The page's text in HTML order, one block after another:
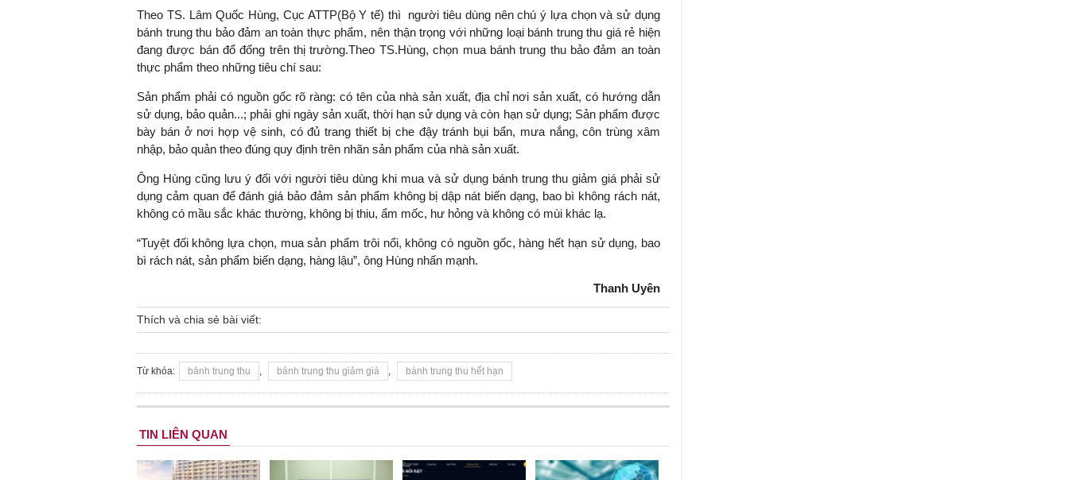
Theo TS. Lâm Quốc Hùng, Cục ATTP(Bộ Y tế) thì người tiêu dùng nên chú ý lựa chọn và sử dụng
bánh trung thu bảo đảm an toàn thực phẩm, nên thận trọng với những loại bánh trung thu giá rẻ hiện
đang được bán đổ đống trên thị trường.Theo TS.Hùng, chọn mua bánh trung thu bảo đảm an toàn
thực phẩm theo những tiêu chí sau:
Sản phẩm phải có nguồn gốc rõ ràng: có tên của nhà sản xuất, địa chỉ nơi sản xuất, có hướng dẫn
sử dụng, bảo quản...; phải ghi ngày sản xuất, thời hạn sử dụng và còn hạn sử dụng; Sản phẩm được
bày bán ở nơi hợp vệ sinh, có đủ trang thiết bị che đậy tránh bụi bẩn, mưa nắng, côn trùng xâm
nhập, bảo quản theo đúng quy định trên nhãn sản phẩm của nhà sản xuất.
Ông Hùng cũng lưu ý đối với người tiêu dùng khi mua và sử dụng bánh trung thu giảm giá phải sử
dụng cảm quan để đánh giá bảo đảm sản phẩm không bị dập nát biến dạng, bao bì không rách nát,
không có mầu sắc khác thường, không bị thiu, ẩm mốc, hư hỏng và không có mùi khác lạ.
“Tuyệt đối không lựa chọn, mua sản phẩm trôi nổi, không có nguồn gốc, hàng hết hạn sử dụng, bao
bì rách nát, sản phẩm biến dạng, hàng lậu”, ông Hùng nhấn mạnh.
Thanh Uyên
Thích và chia sẻ bài viết:
Từ khóa: bánh trung thu , bánh trung thu giảm giá , bánh trung thu hết hạn
TIN LIÊN QUAN